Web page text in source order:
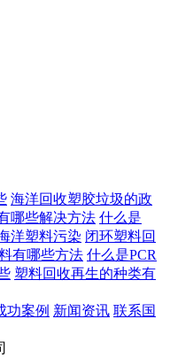
海洋回收塑胶垃圾的政
哪些解决方法 什么是
洋塑料污染 闭环塑料回
有哪些方法 什么是PCR
塑料回收再生的种类有
功案例 新闻资讯 联系国